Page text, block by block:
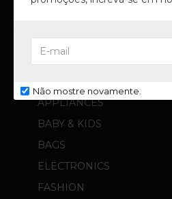
Não mostre novamente.
APPLIANCES
BABY & KIDS
BAGS
ELECTRONICS
FASHION